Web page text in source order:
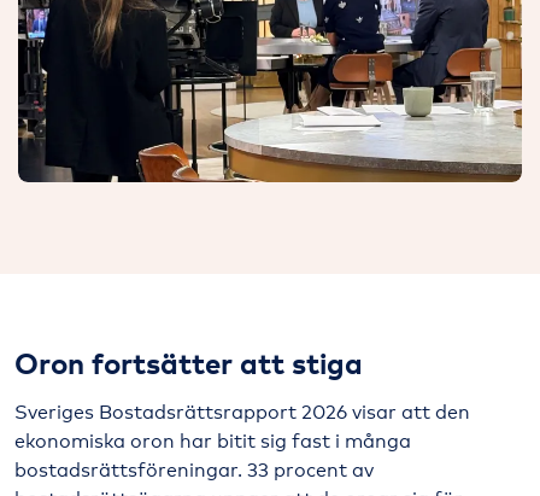
Oron fortsätter att stiga
Sveriges Bostadsrättsrapport 2026 visar att den
ekonomiska oron har bitit sig fast i många
bostadsrättsföreningar. 33 procent av